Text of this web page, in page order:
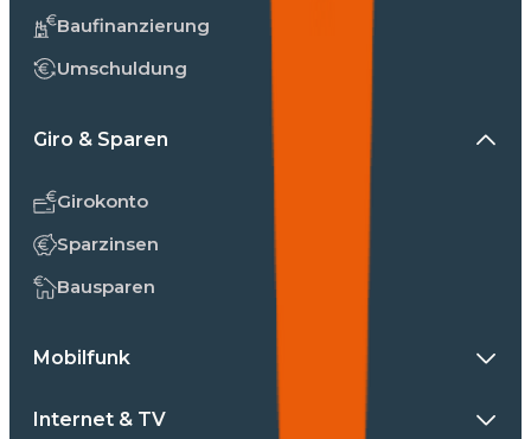
Baufinanzierung
Umschuldung
Giro & Sparen
Girokonto
Sparzinsen
Bausparen
Mobilfunk
Internet & TV